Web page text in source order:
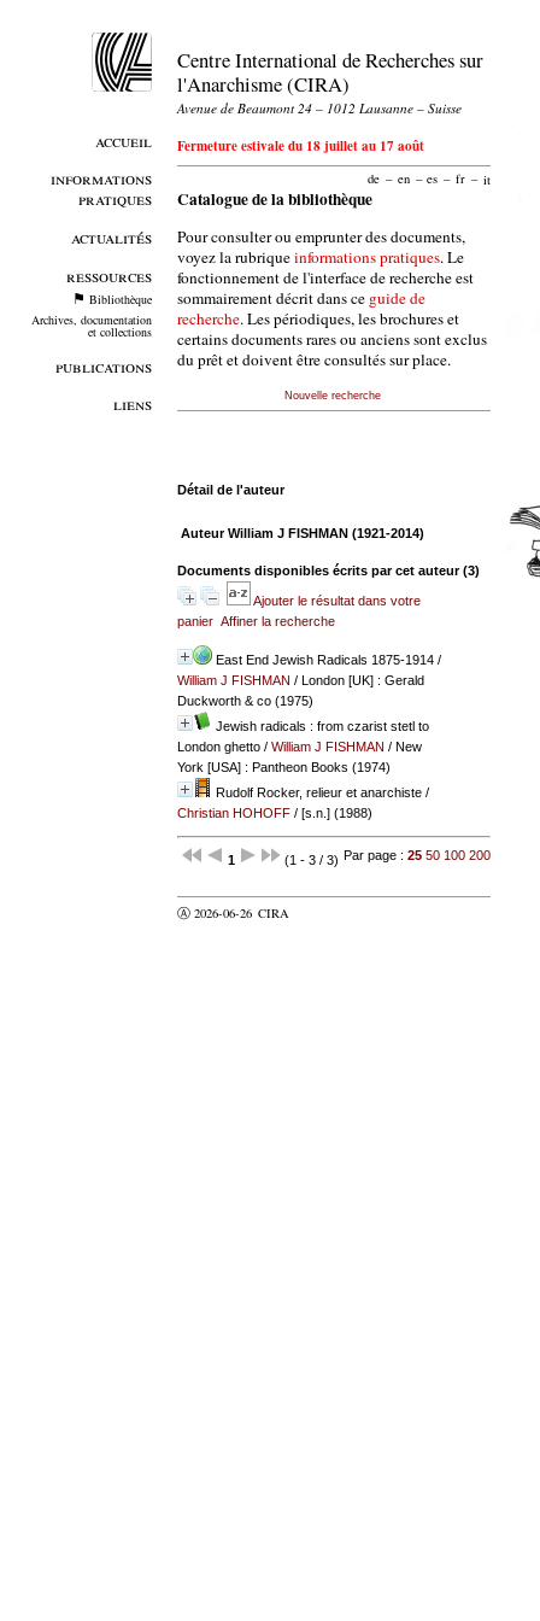
accueil
informations
pratiques
actualités
ressources
Bibliothèque
Archives, documentation
et collections
publications
liens
Centre International de Recherches sur
l'Anarchisme (CIRA)
Avenue de Beaumont 24 – 1012 Lausanne – Suisse
Fermeture estivale du 18 juillet au 17 août
de – en – es – fr – it
Catalogue de la bibliothèque
Pour consulter ou emprunter des documents,
voyez la rubriqueinformations pratiques. Le
fonctionnement de l'interface de recherche est
sommairement décrit dans ce guide de
recherche. Les périodiques, les brochures et
certains documents rares ou anciens sont exclus
du prêt et doivent être consultés sur place.
Nouvelle recherche
Détail de l'auteur
Auteur William J FISHMAN (1921-2014)
Documents disponibles écrits par cet auteur (3)
Ajouter le résultat dans votre
panier Affiner la recherche
East End Jewish Radicals 1875-1914/
William J FISHMAN / London [UK] : Gerald
Duckworth & co (1975)
Jewish radicals : from czarist stetl to
London ghetto/ William J FISHMAN / New
York [USA] : Pantheon Books (1974)
Rudolf Rocker, relieur et anarchiste/
Christian HOHOFF/ [s.n.] (1988)
1 (1 - 3 / 3) Par page : 25 50 100 200
Ⓐ 2026-06-26 CIRA